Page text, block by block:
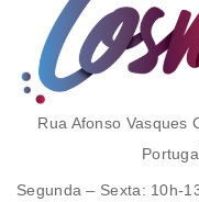
Rua Afonso Vasques
Segunda – Sexta: 10h-